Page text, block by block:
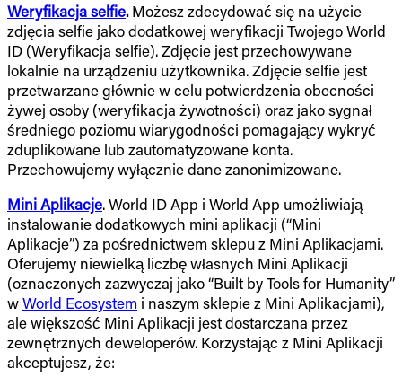
Weryfikacja selfie.Możesz zdecydować się na użycie
zdjęcia selfie jako dodatkowej weryfikacji Twojego World
ID (Weryfikacja selfie). Zdjęcie jest przechowywane
lokalnie na urządzeniu użytkownika. Zdjęcie selfie jest
przetwarzane głównie w celu potwierdzenia obecności
żywej osoby (weryfikacja żywotności) oraz jako sygnał
średniego poziomu wiarygodności pomagający wykryć
zduplikowane lub zautomatyzowane konta.
Przechowujemy wyłącznie dane zanonimizowane.
Mini Aplikacje. World ID App i World App umożliwiają
instalowanie dodatkowych mini aplikacji (“Mini
Aplikacje”) za pośrednictwem sklepu z Mini Aplikacjami.
Oferujemy niewielką liczbę własnych Mini Aplikacji
(oznaczonych zazwyczaj jako “Built by Tools for Humanity”
wWorld Ecosystem i naszym sklepie z Mini Aplikacjami),
ale większość Mini Aplikacji jest dostarczana przez
zewnętrznych deweloperów. Korzystając z Mini Aplikacji
akceptujesz, że: